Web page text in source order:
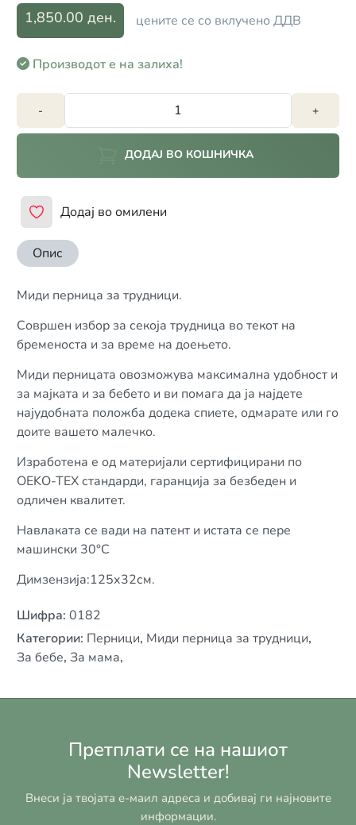
1,850.00 ден. цените се со вклучено ДДВ
Производот е на залиха!
- +
ДОДАЈ ВО КОШНИЧКА
Додај во омилени
Опис
Миди перница за трудници.
Совршен избор за секоја трудница во текот на
бременоста и за време на доењето.
Миди перницата овозможува максимална удобност и
за мајката и за бебето и ви помага да ја најдете
најудобната положба додека спиете, одмарате или го
доите вашето малечко.
Изработена е од материјали сертифицирани по
OEKO-TEX стандарди, гаранција за безбеден и
одличен квалитет.
Навлаката се вади на патент и истата се пере
машински 30°C
Димзензија:125х32см.
Шифра: 0182
Категории: Перници, Миди перница за трудници,
За бебе, За мама,
Претплати се на нашиот
Newsletter!
Внеси ја твојата е-маил адреса и добивај ги најновите
информации.